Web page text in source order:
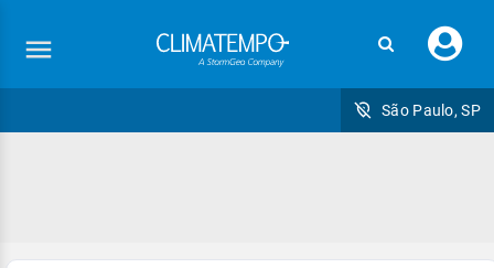
seu
São Paulo, SP